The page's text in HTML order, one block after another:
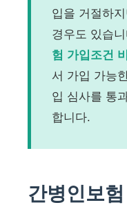
입을 거절하
경우도 있습
험 가입조건
서 가입 가능
입 심사를 통
합니다.
간병인보